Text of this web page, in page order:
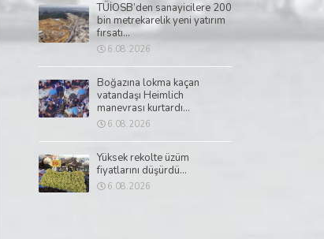
TÜİOSB’den sanayicilere 200
bin metrekarelik yeni yatırım
fırsatı...
6.08.2026
Boğazına lokma kaçan
vatandaşı Heimlich
manevrası kurtardı...
6.08.2026
Yüksek rekolte üzüm
fiyatlarını düşürdü...
6.08.2026